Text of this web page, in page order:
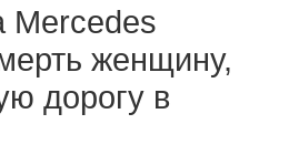
Афиша
Mercedes
женщину,
дорогу в